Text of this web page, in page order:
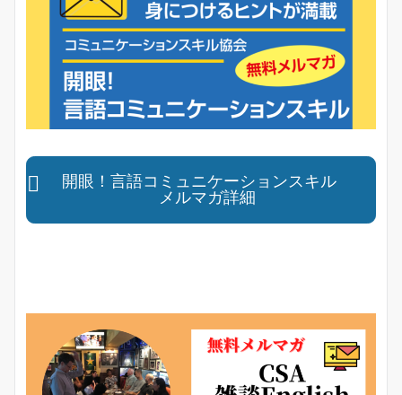
開眼！言語コミュニケーションスキル
メルマガ詳細